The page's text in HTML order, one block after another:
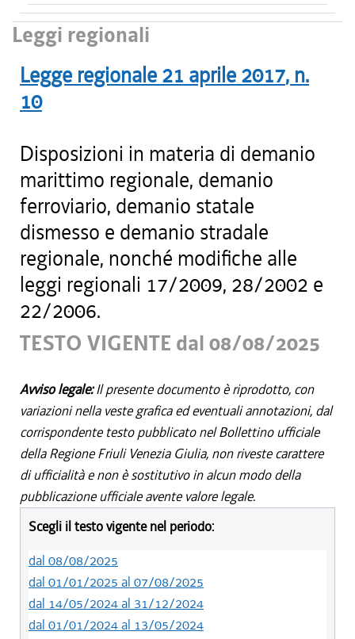
Leggi regionali
Legge regionale 21 aprile 2017, n.
10
Disposizioni in materia di demanio
marittimo regionale, demanio
ferroviario, demanio statale
dismesso e demanio stradale
regionale, nonché modifiche alle
leggi regionali 17/2009, 28/2002 e
22/2006.
TESTO VIGENTE dal 08/08/2025
Avviso legale:Il presente documento è riprodotto, con
variazioni nella veste grafica ed eventuali annotazioni, dal
corrispondente testo pubblicato nel Bollettino ufficiale
della Regione Friuli Venezia Giulia, non riveste carattere
di ufficialità e non è sostitutivo in alcun modo della
pubblicazione ufficiale avente valore legale.
Scegli il testo vigente nel periodo:
dal 08/08/2025
dal 01/01/2025 al 07/08/2025
dal 14/05/2024 al 31/12/2024
dal 01/01/2024 al 13/05/2024